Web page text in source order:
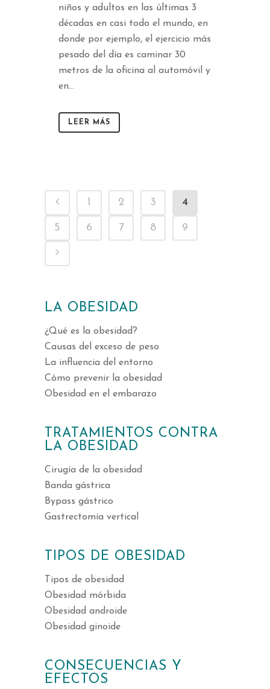
niños y adultos en las últimas 3
décadas en casi todo el mundo, en
donde por ejemplo, el ejercicio más
pesado del día es caminar 30
metros de la oficina al automóvil y
en...
LEER MÁS
1 2 3 4
5 6 7 8 9
LA OBESIDAD
¿Qué es la obesidad?
Causas del exceso de peso
La influencia del entorno
Cómo prevenir la obesidad
Obesidad en el embarazo
TRATAMIENTOS CONTRA
LA OBESIDAD
Cirugía de la obesidad
Banda gástrica
Bypass gástrico
Gastrectomía vertical
TIPOS DE OBESIDAD
Tipos de obesidad
Obesidad mórbida
Obesidad androide
Obesidad ginoide
CONSECUENCIAS Y
EFECTOS